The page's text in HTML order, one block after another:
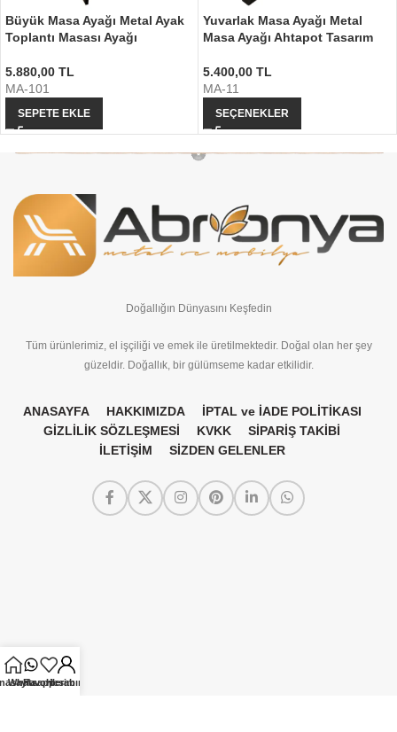
Büyük Masa Ayağı Metal Ayak
Toplantı Masası Ayağı
5.880,00 TL
MA-101
SEPETE EKLE
Yuvarlak Masa Ayağı Metal
Masa Ayağı Ahtapot Tasarım
5.400,00 TL
MA-11
SEÇENEKLER
Doğallığın Dünyasını Keşfedin
Tüm ürünlerimiz, el işçiliği ve emek ile üretilmektedir. Doğal olan her şey
güzeldir. Doğallık, bir gülümseme kadar etkilidir.
ANASAYFA HAKKIMIZDA
İPTAL ve İADE POLİTİKASI
GİZLİLİK SÖZLEŞMESİ
KVKK
SİPARİŞ TAKİBİ
İLETİŞİM
SİZDEN GELENLER
Whatsapp
Favorilerim
Hesabım